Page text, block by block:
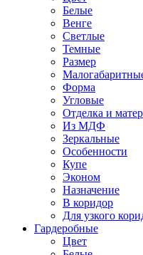
Белые
Венге
Светлые
Темные
Размер
Форма
Угловые
Отделка и
Из МДФ
Зеркальные
Особенности
Купе
Эконом
Назначение
В коридор
Для узкого
Гардеробные
Цвет